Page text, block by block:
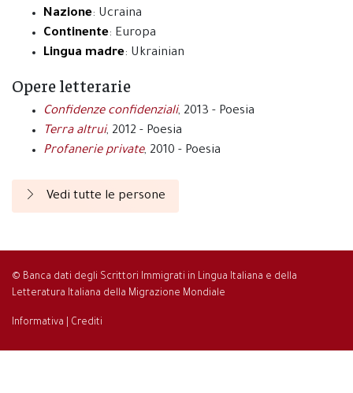
Nazione: Ucraina
Continente: Europa
Lingua madre: Ukrainian
Opere letterarie
Confidenze confidenziali, 2013 - Poesia
Terra altrui, 2012 - Poesia
Profanerie private, 2010 - Poesia
Vedi tutte le persone
© Banca dati degli Scrittori Immigrati in Lingua Italiana e della
Letteratura Italiana della Migrazione Mondiale
Informativa Crediti